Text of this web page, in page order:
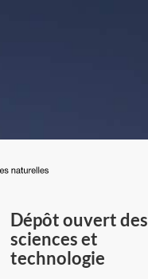
du
Canada
Dépôt ouvert des
sciences et
technologie